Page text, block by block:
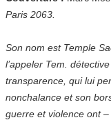
Paris 2063.
Son nom est Temple
l’appeler Tem.
transparence, qui lui
nonchalance et son
guerre et violence ont